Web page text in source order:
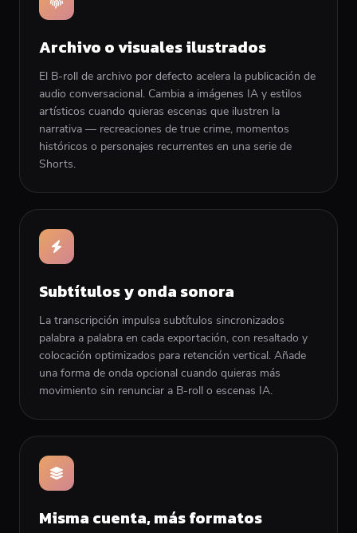
Archivo o visuales ilustrados
El B-roll de archivo por defecto acelera la publicación de
audio conversacional. Cambia a imágenes IA y estilos
artísticos cuando quieras escenas que ilustren la
narrativa — recreaciones de true crime, momentos
históricos o personajes recurrentes en una serie de
Shorts.
Subtítulos y onda sonora
La transcripción impulsa subtítulos sincronizados
palabra a palabra en cada exportación, con resaltado y
colocación optimizados para retención vertical. Añade
una forma de onda opcional cuando quieras más
movimiento sin renunciar a B-roll o escenas IA.
Misma cuenta, más formatos